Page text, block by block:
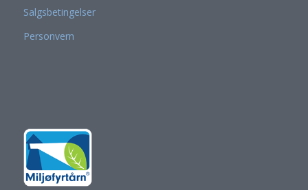
Salgsbetingelser
Personvern